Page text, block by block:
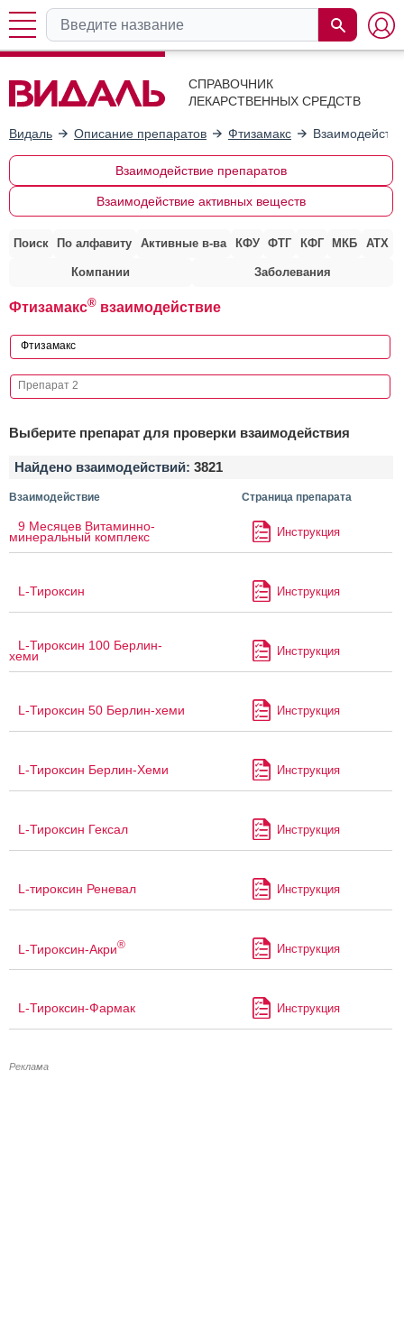
СПРАВОЧНИК
ЛЕКАРСТВЕННЫХ СРЕДСТВ
Видаль Описание препаратов Фтизамакс
Взаимодействие препаратов
Взаимодействие активных веществ
Поиск По алфавиту Активные в-ва КФУ ФТГ КФГ МКБ АТХ
Компании Заболевания
Фтизамакс® взаимодействие
Выберите препарат для проверки взаимодействия
Найдено взаимодействий: 3821
Взаимодействие Страница препарата
9 Месяцев Витаминно-
минеральный комплекс Инструкция
L-Тироксин Инструкция
L-Тироксин 100 Берлин-
хеми Инструкция
L-Тироксин 50 Берлин-хеми Инструкция
L-Тироксин Берлин-Хеми Инструкция
L-Тироксин Гексал Инструкция
L-тироксин Реневал Инструкция
L-Тироксин-Акри® Инструкция
L-Тироксин-Фармак Инструкция
Реклама